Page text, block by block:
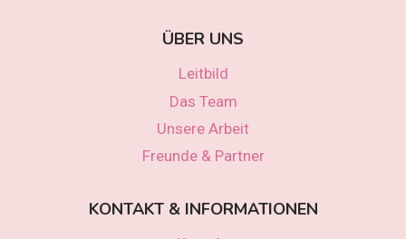
ÜBER UNS
Leitbild
Das Team
Unsere Arbeit
Freunde & Partner
KONTAKT & INFORMATIONEN